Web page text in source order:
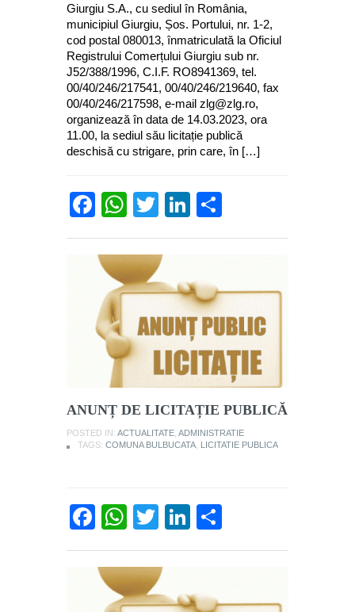
Giurgiu S.A., cu sediul în România,
municipiul Giurgiu, Șos. Portului, nr. 1-2,
cod postal 080013, înmatriculată la Oficiul
Registrului Comerțului Giurgiu sub nr.
J52/388/1996, C.I.F. RO8941369, tel.
00/40/246/217541, 00/40/246/219640, fax
00/40/246/217598, e-mail zlg@zlg.ro,
organizează în data de 14.03.2023, ora
11.00, la sediul său licitație publică
deschisă cu strigare, prin care, în […]
Facebook
WhatsApp
TwitterLinkedIn
ANUNȚ DE LICITAȚIE PUBLICĂ
POSTED IN: ACTUALITATE ADMINISTRATIE
TAGS: COMUNA BULBUCATA LICITATIE PUBLICA
Facebook
WhatsApp
TwitterLinkedIn